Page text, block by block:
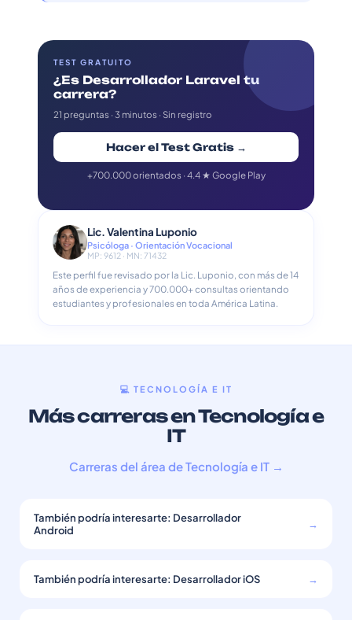
TEST GRATUITO
¿Es Desarrollador Laravel tu
carrera?
21 preguntas · 3 minutos · Sin registro
Hacer el Test Gratis →
+700.000 orientados · 4.4 ★ Google Play
Lic. Valentina Luponio
Psicóloga · Orientación Vocacional
MP: 9612 · MN: 71432
Este perfil fue revisado por la Lic. Luponio, con más de 14
años de experiencia y 700.000+ consultas orientando
estudiantes y profesionales en toda América Latina.
💻 TECNOLOGÍA E IT
Más carreras en Tecnología e
IT
Carreras del área de Tecnología e IT →
También podría interesarte: Desarrollador
Android
→
También podría interesarte: Desarrollador iOS →